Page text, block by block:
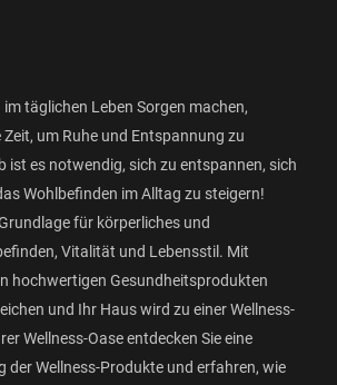
im täglichen Leben Sorgen machen,
Zeit, um Ruhe und Entspannung zu
ist es notwendig, sich zu entspannen, sich
Wohlbefinden im Alltag zu steigern!
für körperliches und
Vitalität und Lebensstil. Mit
hochwertigen Gesundheitsprodukten
und Ihr Haus wird zu einer Wellness-
Wellness-Oase entdecken Sie eine
der Wellness-Produkte und erfahren, wie